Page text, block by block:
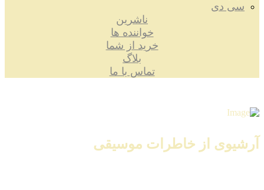
سی دی
ناشرین
خواننده ها
خرید از شما
بلاگ
تماس با ما
آرشیوی از خاطرات موسیقی